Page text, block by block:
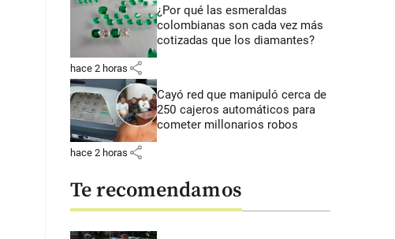
¿Por qué las esmeraldas
colombianas son cada vez más
cotizadas que los diamantes?
hace 2 horas share
Cayó red que manipuló cerca de
250 cajeros automáticos para
cometer millonarios robos
hace 2 horas share
Te recomendamos